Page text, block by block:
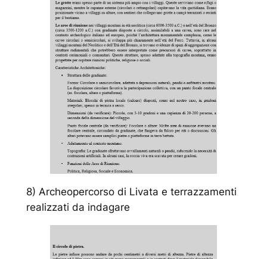
8) Archeopercorso di Livata e terrazzamenti
realizzati da indagare